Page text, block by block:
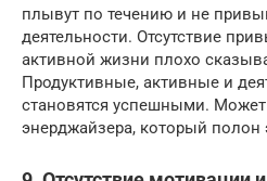
плывут по течению и не
деятельности. Отсутствие
активной жизни плохо
Продуктивные, активные и
становятся успешными. Может
энерджайзера, который полон